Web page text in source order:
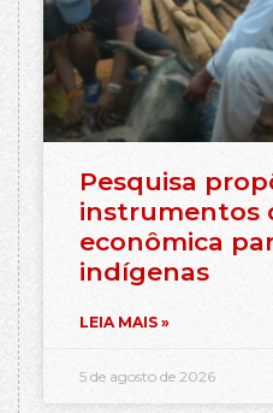
Pesquisa
instrumentos
econômica
indígenas
LEIA MAIS »
5 de agosto de 2026